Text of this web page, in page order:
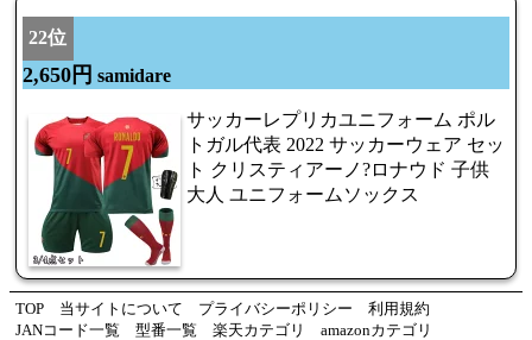
22位
2,650円 samidare
サッカーレプリカユニフォーム ポル
トガル代表 2022 サッカーウェア セッ
ト クリスティアーノ?ロナウド 子供
大人 ユニフォームソックス
TOP 当サイトについて プライバシーポリシー
利用規約
JANコード一覧
型番一覧 楽天カテゴリ amazonカテゴリ